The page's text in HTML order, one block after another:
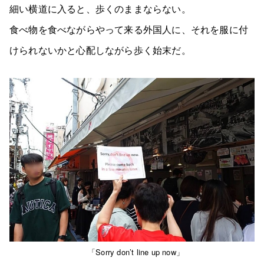
細い横道に入ると、歩くのままならない。
食べ物を食べながらやって来る外国人に、それを服に付
けられないかと心配しながら歩く始末だ。
「Sorry don’t line up now」